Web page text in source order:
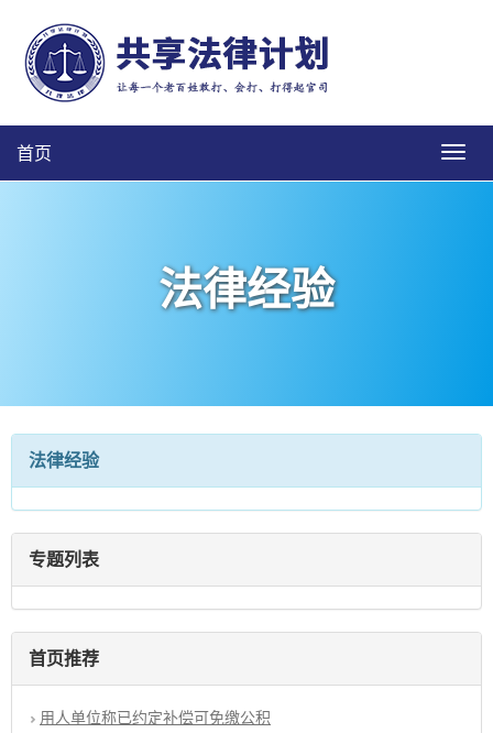
首页
法律经验
法律经验
专题列表
首页推荐
用人单位称已约定补偿可免缴公积